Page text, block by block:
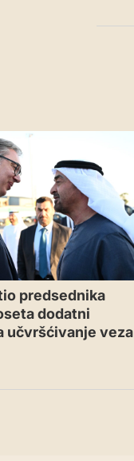
predsednika
dodatni
učvršćivanje veza